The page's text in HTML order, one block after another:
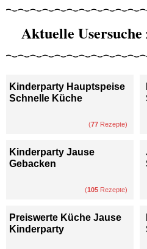
Aktuelle
Kinderparty Hauptspeise
Schnelle Küche
(77 Rezepte)
Kinderparty Jause
Gebacken
(105 Rezepte)
Preiswerte Küche Jause
Kinderparty